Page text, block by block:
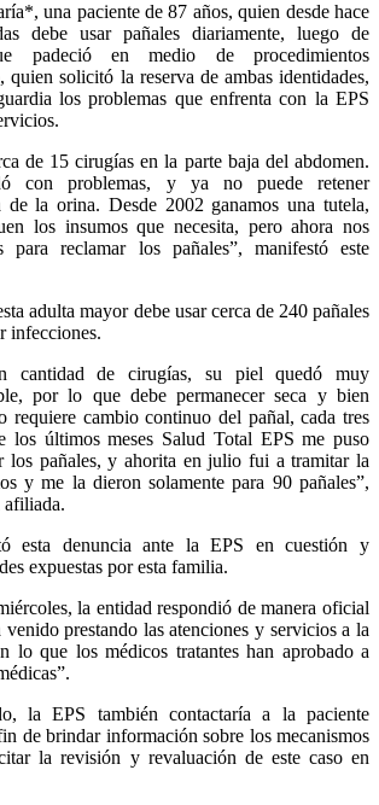
una paciente de 87 años, quien desde hace
debe usar pañales diariamente, luego de
padeció en medio de procedimientos
solicitó la reserva de ambas identidades,
los problemas que enfrenta con la EPS
de 15 cirugías en la parte baja del abdomen.
con problemas, y ya no puede retener
de la orina. Desde 2002 ganamos una tutela,
los insumos que necesita, pero ahora nos
para reclamar los pañales”, manifestó este
adulta mayor debe usar cerca de 240 pañales
infecciones.
cantidad de cirugías, su piel quedó muy
por lo que debe permanecer seca y bien
requiere cambio continuo del pañal, cada tres
los últimos meses Salud Total EPS me puso
los pañales, y ahorita en julio fui a tramitar la
y me la dieron solamente para 90 pañales”,
afiliada.
esta denuncia ante la EPS en cuestión y
expuestas por esta familia.
la entidad respondió de manera oficial
prestando las atenciones y servicios a la
lo que los médicos tratantes han aprobado a
la EPS también contactaría a la paciente
de brindar información sobre los mecanismos
la revisión y revaluación de este caso en